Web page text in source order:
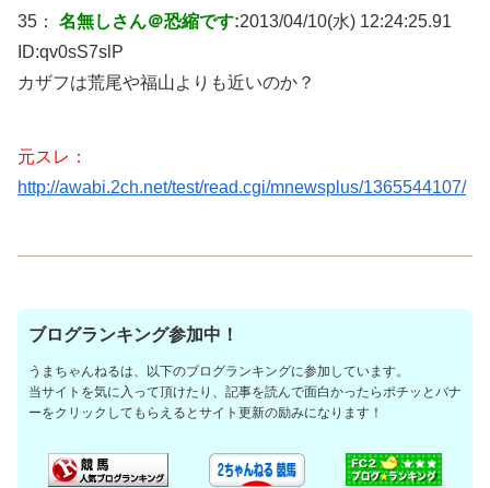
35： 名無しさん＠恐縮です:2013/04/10(水) 12:24:25.91
ID:qv0sS7slP
カザフは荒尾や福山よりも近いのか？
元スレ：
http://awabi.2ch.net/test/read.cgi/mnewsplus/1365544107/
ブログランキング参加中！
うまちゃんねるは、以下のブログランキングに参加しています。
当サイトを気に入って頂けたり、記事を読んで面白かったらポチッとバナ
ーをクリックしてもらえるとサイト更新の励みになります！